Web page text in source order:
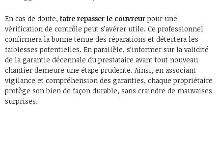
En cas de doute, faire repasser le couvreurpour une
vérification de contrôle peut s’avérer utile. Ce professionnel
confirmera la bonne tenue des réparations et détectera les
faiblesses potentielles. En parallèle, s’informer sur la validité
de la garantie décennale du prestataire avant tout nouveau
chantier demeure une étape prudente. Ainsi, en associant
vigilance et compréhension des garanties, chaque propriétaire
protège son bien de façon durable, sans craindre de mauvaises
surprises.